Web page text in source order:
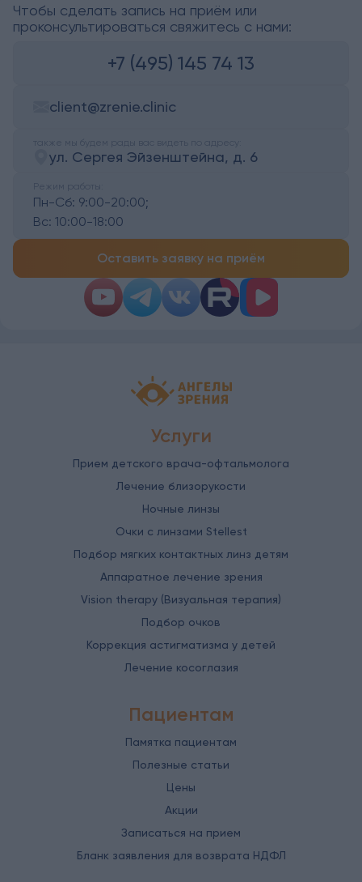
Чтобы сделать запись на приём или
проконсультироваться свяжитесь с нами:
+7 (495) 145 74 13
client@zrenie.clinic
также мы будем рады вас видеть по адресу:
ул. Сергея Эйзенштейна, д. 6
Режим работы:
Пн-Сб: 9:00-20:00;
Вс: 10:00-18:00
Оставить заявку на приём
Детская офтальмология Ангелы
Услуги
Прием детского врача-офтальмолога
Лечение близорукости
Ночные линзы
Очки с линзами Stellest
Подбор мягких контактных линз детям
Аппаратное лечение зрения
Vision therapy (Визуальная терапия)
Подбор очков
Коррекция астигматизма у детей
Лечение косоглазия
Пациентам
Памятка пациентам
Полезные статьи
Цены
Акции
Записаться на прием
Бланк заявления для возврата НДФЛ